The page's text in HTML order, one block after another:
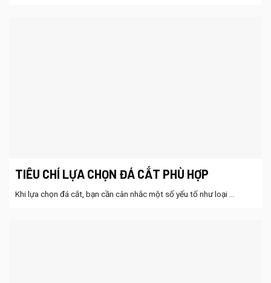
TIÊU CHÍ LỰA CHỌN ĐÁ CẮT PHÙ HỢP
Khi lựa chọn đá cắt, bạn cần cân nhắc một số yếu tố như loại ...